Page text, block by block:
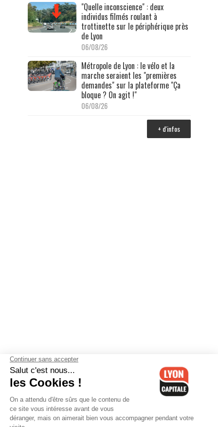
"Quelle inconscience" : deux
individus filmés roulant à
trottinette sur le périphérique près
de Lyon
06/08/26
Métropole de Lyon : le vélo et la
marche seraient les "premières
demandes" sur la plateforme "Ça
bloque ? On agit !"
06/08/26
+ d'infos